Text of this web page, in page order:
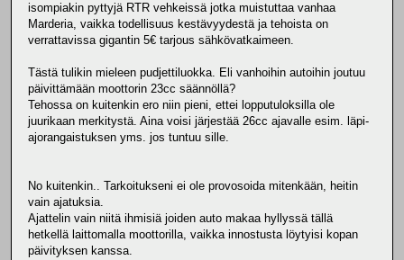
isompiakin pyttyjä RTR vehkeissä jotka muistuttaa vanhaa
Marderia, vaikka todellisuus kestävyydestä ja tehoista on
verrattavissa gigantin 5€ tarjous sähkövatkaimeen.
Tästä tulikin mieleen pudjettiluokka. Eli vanhoihin autoihin joutuu
päivittämään moottorin 23cc säännöllä?
Tehossa on kuitenkin ero niin pieni, ettei lopputuloksilla ole
juurikaan merkitystä. Aina voisi järjestää 26cc ajavalle esim. läpi-
ajorangaistuksen yms. jos tuntuu sille.
No kuitenkin.. Tarkoitukseni ei ole provosoida mitenkään, heitin
vain ajatuksia.
Ajattelin vain niitä ihmisiä joiden auto makaa hyllyssä tällä
hetkellä laittomalla moottorilla, vaikka innostusta löytyisi kopan
päivityksen kanssa.